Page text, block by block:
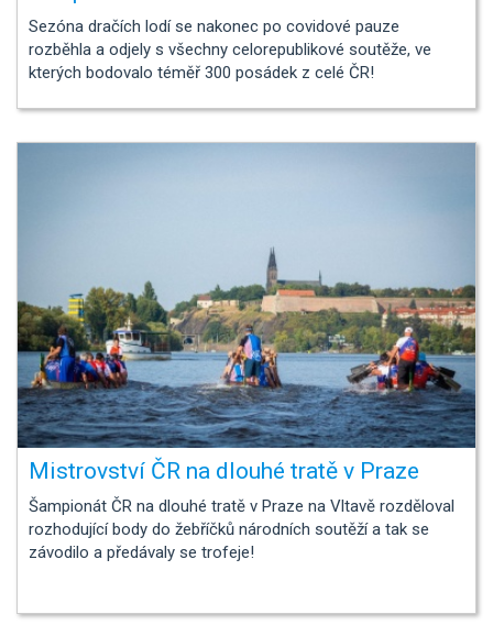
Sezóna dračích lodí se nakonec po covidové pauze
rozběhla a odjely s všechny celorepublikové soutěže, ve
kterých bodovalo téměř 300 posádek z celé ČR!
Mistrovství ČR na dlouhé tratě v Praze
Šampionát ČR na dlouhé tratě v Praze na Vltavě rozděloval
rozhodující body do žebříčků národních soutěží a tak se
závodilo a předávaly se trofeje!